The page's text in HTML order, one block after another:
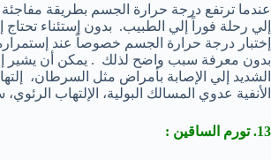
عندما ترتفع درجة حرارة الجسم بطريقة مفاجئة
إلي رحلة فوراً إلي الطبيب. بدون إستئناء
إختبار درجة حرارة الجسم خصوصاً عند
بدون معرفة سبب واضح لذلك . يمكن أن يشير
الشديد إلي الإصابة بأمراض مثل السرطان،
الأنفية عدوي المسالك البولية، الإلتهاب
13. تورم الساقين :